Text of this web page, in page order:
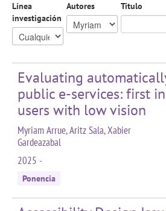
Línea
investigación
Autores Título
Evaluating
public e-services: first
users with low vision
Myriam Arrue, Aritz Sala, Xabier
Gardeazabal
2025 -
Ponencia